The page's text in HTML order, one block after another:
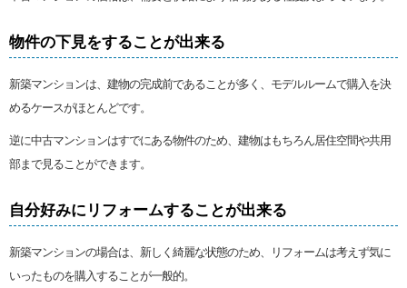
物件の下見をすることが出来る
新築マンションは、建物の完成前であることが多く、モデルルームで購入を決
めるケースがほとんどです。
逆に中古マンションはすでにある物件のため、建物はもちろん居住空間や共用
部まで見ることができます。
自分好みにリフォームすることが出来る
新築マンションの場合は、新しく綺麗な状態のため、リフォームは考えず気に
いったものを購入することが一般的。